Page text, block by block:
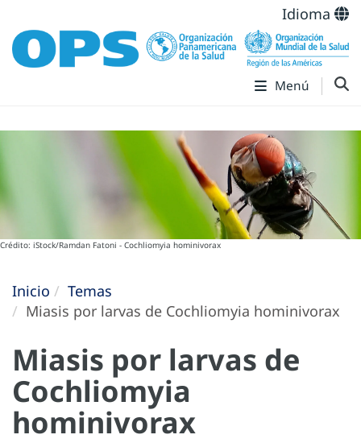
Idioma
Menú
Crédito: iStock/Ramdan Fatoni - Cochliomyia hominivorax
Inicio
Temas
Miasis por larvas de Cochliomyia hominivorax
Miasis por larvas de
Cochliomyia
hominivorax